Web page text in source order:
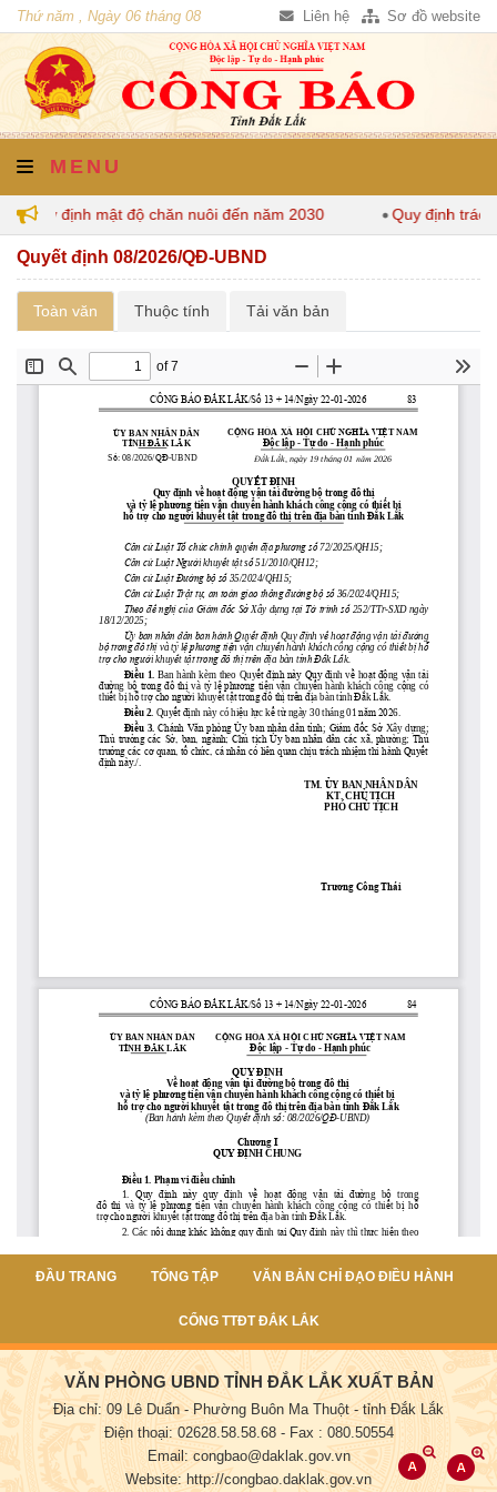
Thứ năm , Ngày 06 tháng 08
năm 2026
Liên hệ Sơ đồ website
MENU
quy định mật độ chăn nuôi đến năm 2030 Quy định trách
Quyết định 08/2026/QĐ-UBND
Toàn văn Thuộc tính Tải văn bản
ĐẦU TRANG TỔNG TẬP VĂN BẢN CHỈ ĐẠO ĐIỀU HÀNH
CỔNG TTĐT ĐẮK LẮK
VĂN PHÒNG UBND TỈNH ĐẮK LẮK XUẤT BẢN
Địa chỉ: 09 Lê Duẩn - Phường Buôn Ma Thuột - tỉnh Đắk Lắk
Điện thoại: 02628.58.58.68- Fax : 080.50554
Email: congbao@daklak.gov.vn
Website: http://congbao.daklak.gov.vn